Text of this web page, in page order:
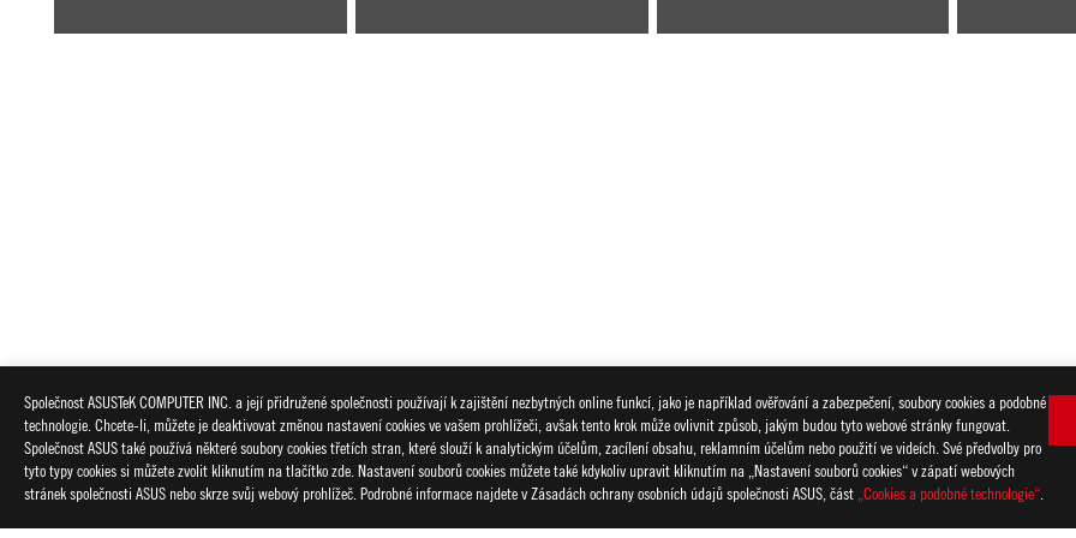
Společnost ASUSTeK COMPUTER INC. a její přidružené společnosti používají k zajištění nezbytných online funkcí, jako je například ověřování a zabezpečení, soubory cookies a podobné
technologie. Chcete-li, můžete je deaktivovat změnou nastavení cookies ve vašem prohlížeči, avšak tento krok může ovlivnit způsob, jakým budou tyto webové stránky fungovat.
Společnost ASUS také používá některé soubory cookies třetích stran, které slouží k analytickým účelům, zacílení obsahu, reklamním účelům nebo použití ve videích. Své předvolby pro
tyto typy cookies si můžete zvolit kliknutím na tlačítko zde. Nastavení souborů cookies můžete také kdykoliv upravit kliknutím na „Nastavení souborů cookies“ v zápatí webových
stránek společnosti ASUS nebo skrze svůj webový prohlížeč. Podrobné informace najdete v Zásadách ochrany osobních údajů společnosti ASUS, část „Cookies a podobné technologie“
Footer
> GAMING ZÁKLADNÍ DESKY > ZÁKLADNÍ DESKY FILTER > ROG STRIX Z790-E GAMING WIFI II GALLERY
PODPOROVANÉ TYPY PLATEB